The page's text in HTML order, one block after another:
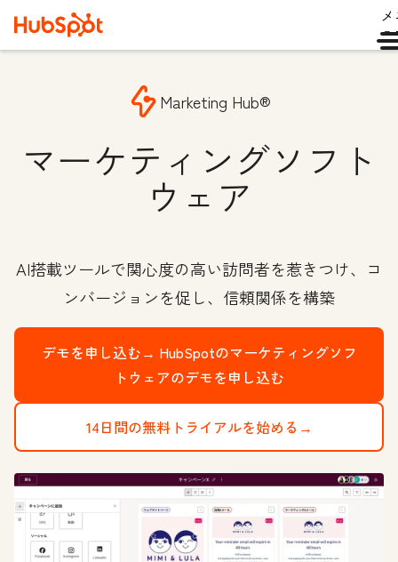
Marketing Hub®
マーケティングソフト
ウェア
AI搭載ツールで関心度の高い訪問者を惹きつけ、コ
ンバージョンを促し、信頼関係を構築
デモを申し込む→ HubSpotのマーケティングソフ
トウェアのデモを申し込む
14日間の無料トライアルを始める→